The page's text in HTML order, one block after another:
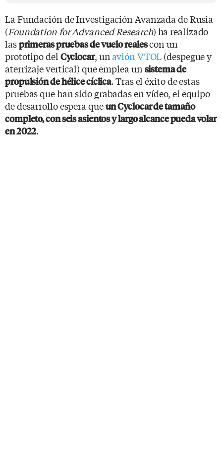
La Fundación de Investigación Avanzada de Rusia
(Foundation for Advanced Research) ha realizado
lasprimeras pruebas de vuelo realescon un
prototipo del Cyclocar, unavión VTOL(despegue y
aterrizaje vertical) que emplea un sistema de
propulsión de hélice cíclica. Tras el éxito de estas
pruebas que han sido grabadas en vídeo, el equipo
de desarrollo espera queun Cyclocar de tamaño
completo, con seis asientos y largo alcance pueda volar
en 2022.